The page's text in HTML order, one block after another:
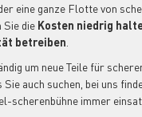
eine ganze Flotte von
die Kosten niedrig
betreiben
um neue Teile für
auch suchen, bei uns
scherenbühne immer